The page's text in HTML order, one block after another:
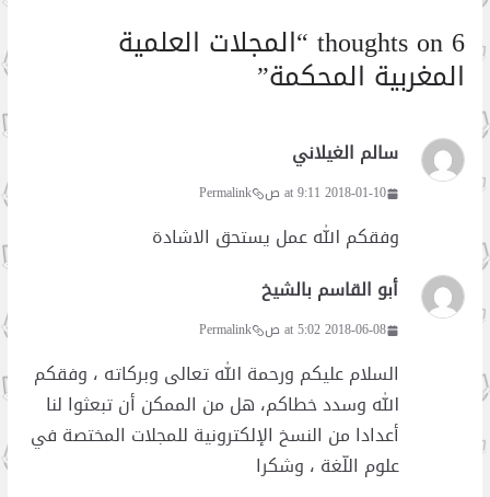
6 thoughts on “ المجلات العلمية
المغربية المحكمة”
سالم الغيلاني
2018-01-10 at 9:11 ص Permalink
وفقكم الله عمل يستحق الاشادة
أبو القاسم بالشيخ
2018-06-08 at 5:02 ص Permalink
السلام عليكم ورحمة الله تعالى وبركاته ، وفقكم
الله وسدد خطاكم، هل من الممكن أن تبعثوا لنا
أعدادا من النسخ الإلكترونية للمجلات المختصة في
علوم اللّغة ، وشكرا